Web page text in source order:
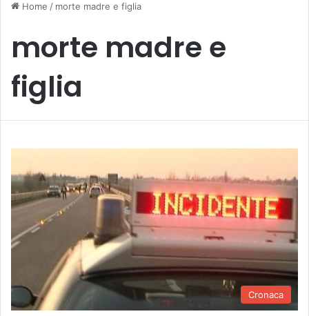
Home / morte madre e figlia
morte madre e
figlia
Cronaca